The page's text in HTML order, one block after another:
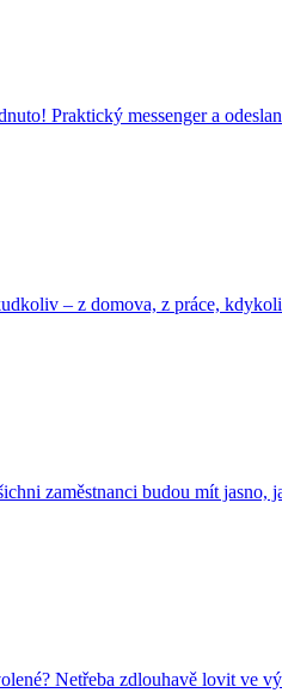
Praktický messenger a
– z domova, z práce,
zaměstnanci budou mít jasno,
Netřeba zdlouhavě lovit ve